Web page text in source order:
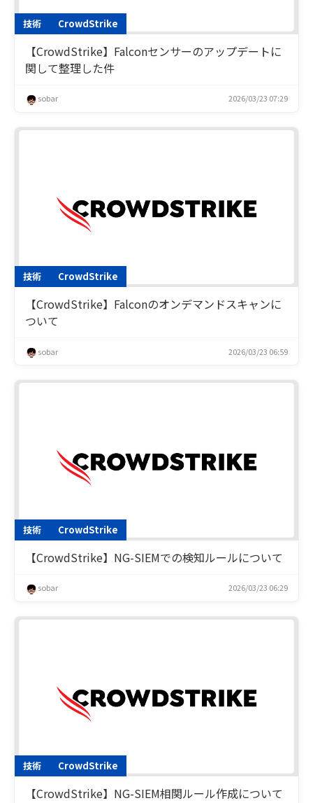
技術 CrowdStrike
【CrowdStrike】Falconセンサーのアップデートに
関して整理した件
sobar 2026/03/23 07:29
技術 CrowdStrike
【CrowdStrike】Falconのオンデマンドスキャンに
ついて
sobar 2026/03/23 06:59
技術 CrowdStrike
【CrowdStrike】NG-SIEMでの検知ルールについて
sobar 2026/03/23 06:29
技術 CrowdStrike
【CrowdStrike】NG-SIEM相関ルール作成について